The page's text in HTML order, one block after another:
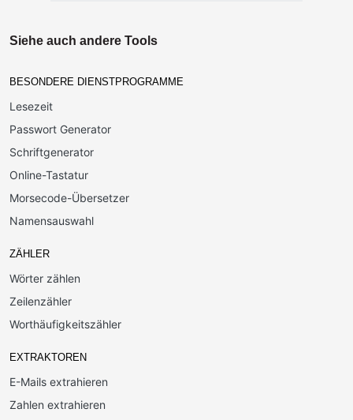
Siehe auch andere Tools
BESONDERE DIENSTPROGRAMME
Lesezeit
Passwort Generator
Schriftgenerator
Online-Tastatur
Morsecode-Übersetzer
Namensauswahl
ZÄHLER
Wörter zählen
Zeilenzähler
Worthäufigkeitszähler
EXTRAKTOREN
E-Mails extrahieren
Zahlen extrahieren